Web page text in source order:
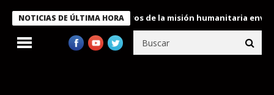
NOTICIAS DE ÚLTIMA HORA
condecora a miembros de la misión humanitaria enviada a